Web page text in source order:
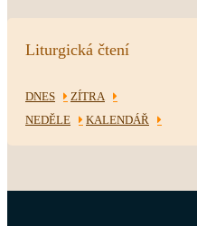
Liturgická čtení
DNES
ZÍTRA
NEDĚLE
KALENDÁŘ